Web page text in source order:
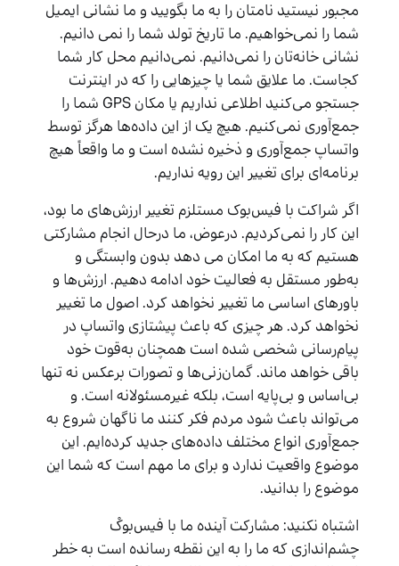
مجبور نیستید نامتان را به ما بگویید و ما نشانی ایمیل
شما را نمی‌خواهیم. ما تاریخ تولد شما را نمی دانیم.
نشانی خانه‌تان را نمی‌دانیم. نمی‌دانیم محل کار شما
کجاست. ما علایق شما یا چیزهایی را که در اینترنت
جستجو می‌کنید اطلاعی نداریم یا مکان GPS شما را
جمع‌آوری نمی‌کنیم. هیچ یک از این داده‌ها هرگز توسط
واتساپ جمع‌آوری و ذخیره نشده است و ما واقعاً هیچ
برنامه‌ای برای تغییر این رویه نداریم.
اگر شراکت با فیس‌بوک مستلزم تغییر ارزش‌های ما بود،
این کار را نمی‌کردیم. درعوض، ما درحال انجام مشارکتی
هستیم که به ما امکان می دهد بدون وابستگی و
به‌طور مستقل به فعالیت خود ادامه دهیم. ارزش‌ها و
باورهای اساسی ما تغییر نخواهد کرد. اصول ما تغییر
نخواهد کرد. هر چیزی که باعث پیشتازی واتساپ در
پیام‌رسانی شخصی شده است همچنان به‌قوت خود
باقی خواهد ماند. گمان‌زنی‌ها و تصورات برعکس نه تنها
بی‌اساس و بی‌پایه است، بلکه غیرمسئولانه است. و
می‌تواند باعث شود مردم فکر کنند ما ناگهان شروع به
جمع‌آوری انواع مختلف داده‌های جدید کرده‌ایم. این
موضوع واقعیت ندارد و برای ما مهم است که شما این
موضوع را بدانید.
اشتباه نکنید: مشارکت آینده ما با فیس‌بوکْ
چشم‌اندازی که ما را به این نقطه رسانده است به خطر